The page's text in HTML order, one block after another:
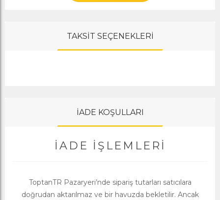
TAKSİT SEÇENEKLERİ
İADE KOŞULLARI
İADE İŞLEMLERI
ToptanTR Pazaryeri’nde sipariş tutarları satıcılara
doğrudan aktarılmaz ve bir havuzda bekletilir. Ancak